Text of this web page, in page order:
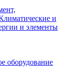
и
и элементы
оборудование